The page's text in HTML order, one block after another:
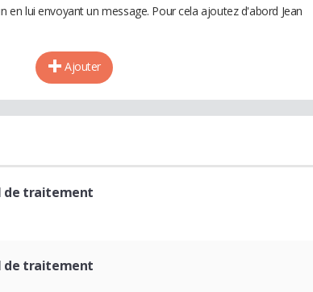
en lui envoyant un message. Pour cela ajoutez d'abord Jean
Ajouter
de traitement
de traitement